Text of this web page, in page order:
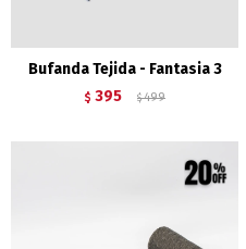
Bufanda Tejida - Fantasia 3
$ 395 $ 499